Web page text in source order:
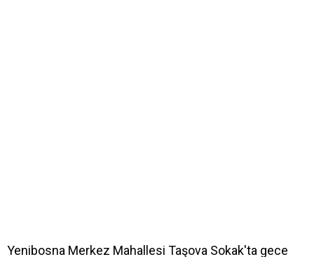
Yenibosna Merkez Mahallesi Taşova Sokak'ta gece